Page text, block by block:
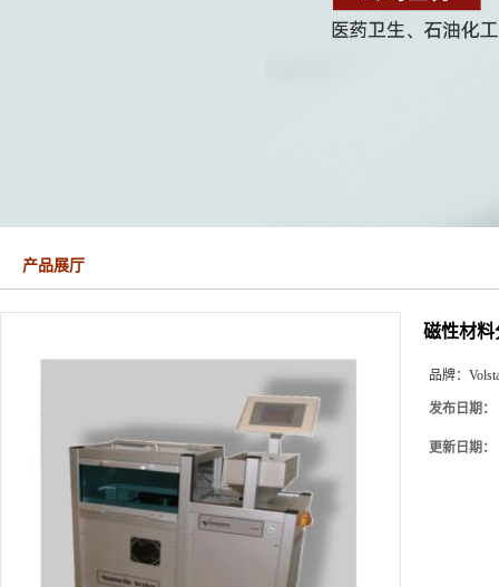
产品展厅
磁性材料
品牌：
发布日期：
更新日期：